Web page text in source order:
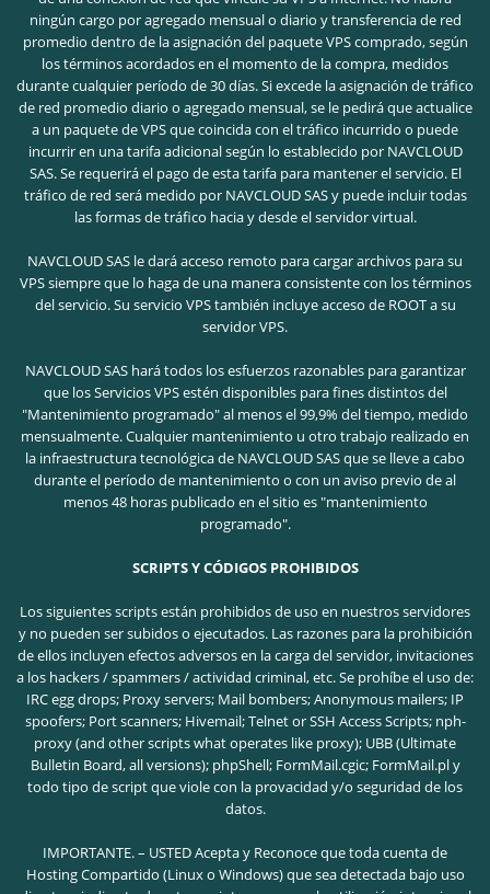
ningún cargo por agregado mensual o diario y transferencia de red
promedio dentro de la asignación del paquete VPS comprado, según
los términos acordados en el momento de la compra, medidos
durante cualquier período de 30 días. Si excede la asignación de tráfico
de red promedio diario o agregado mensual, se le pedirá que actualice
a un paquete de VPS que coincida con el tráfico incurrido o puede
incurrir en una tarifa adicional según lo establecido por NAVCLOUD
SAS. Se requerirá el pago de esta tarifa para mantener el servicio. El
tráfico de red será medido por NAVCLOUD SAS y puede incluir todas
las formas de tráfico hacia y desde el servidor virtual.
NAVCLOUD SAS le dará acceso remoto para cargar archivos para su
VPS siempre que lo haga de una manera consistente con los términos
del servicio. Su servicio VPS también incluye acceso de ROOT a su
servidor VPS.
NAVCLOUD SAS hará todos los esfuerzos razonables para garantizar
que los Servicios VPS estén disponibles para fines distintos del
"Mantenimiento programado" al menos el 99,9% del tiempo, medido
mensualmente. Cualquier mantenimiento u otro trabajo realizado en
la infraestructura tecnológica de NAVCLOUD SAS que se lleve a cabo
durante el período de mantenimiento o con un aviso previo de al
menos 48 horas publicado en el sitio es "mantenimiento
programado".
SCRIPTS Y CÓDIGOS PROHIBIDOS
Los siguientes scripts están prohibidos de uso en nuestros servidores
y no pueden ser subidos o ejecutados. Las razones para la prohibición
de ellos incluyen efectos adversos en la carga del servidor, invitaciones
a los hackers / spammers / actividad criminal, etc.Se prohíbe el uso de:
IRC egg drops; Proxy servers; Mail bombers; Anonymous mailers; IP
spoofers; Port scanners; Hivemail; Telnet or SSH Access Scripts; nph-
proxy (and other scripts what operates like proxy); UBB (Ultimate
Bulletin Board, all versions); phpShell; FormMail.cgic; FormMail.pl y
todo tipo de script que viole con la provacidad y/o seguridad de los
datos.
IMPORTANTE. – USTED Acepta y Reconoce que toda cuenta de
Hosting Compartido (Linux o Windows) que sea detectada bajo uso